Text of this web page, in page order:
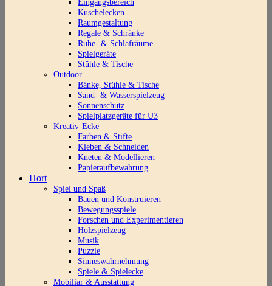
Kuschelecken
Raumgestaltung
Regale & Schränke
Ruhe- & Schlafräume
Spielgeräte
Stühle & Tische
Outdoor
Bänke, Stühle & Tische
Sand- & Wasserspielzeug
Sonnenschutz
Spielplatzgeräte für U3
Kreativ-Ecke
Farben & Stifte
Kleben & Schneiden
Kneten & Modellieren
Papieraufbewahrung
Hort
Spiel und Spaß
Bauen und Konstruieren
Bewegungsspiele
Forschen und Experimentieren
Holzspielzeug
Musik
Puzzle
Sinneswahrnehmung
Spiele & Spielecke
Mobiliar & Ausstattung